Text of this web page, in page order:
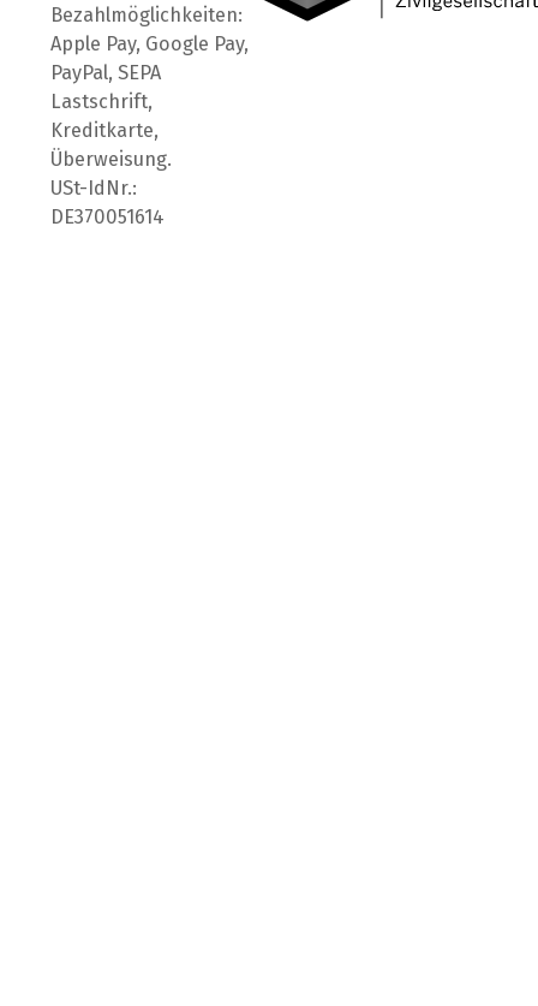
Bezahlmöglichkeiten:
Apple Pay, Google Pay,
PayPal, SEPA
Lastschrift,
Kreditkarte,
Überweisung.
USt-IdNr.:
DE370051614